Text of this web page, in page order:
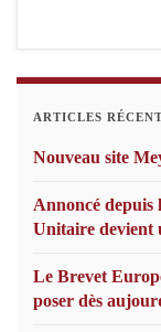
ARTICLES
Nouveau site
Annoncé depuis
Unitaire devient
Le Brevet
poser dès